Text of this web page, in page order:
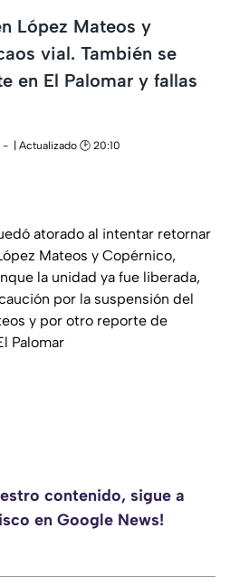
López Mateos y
vial. También se
en El Palomar y fallas
| Actualizado 🕑 20:10
atorado al intentar retornar
Mateos y Copérnico,
la unidad ya fue liberada,
por la suspensión del
y por otro reporte de
Palomar
contenido, sigue a
en Google News!